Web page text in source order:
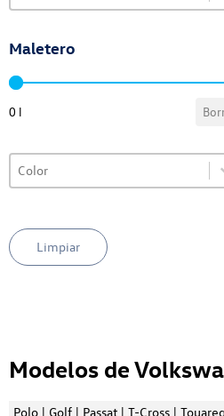
Maletero
VO Selector de maletero
0 l
VO Selector de color
Select content
Select content
Limpiar
Modelos de
Polo | Golf | Passat | T-Cross | Touareg